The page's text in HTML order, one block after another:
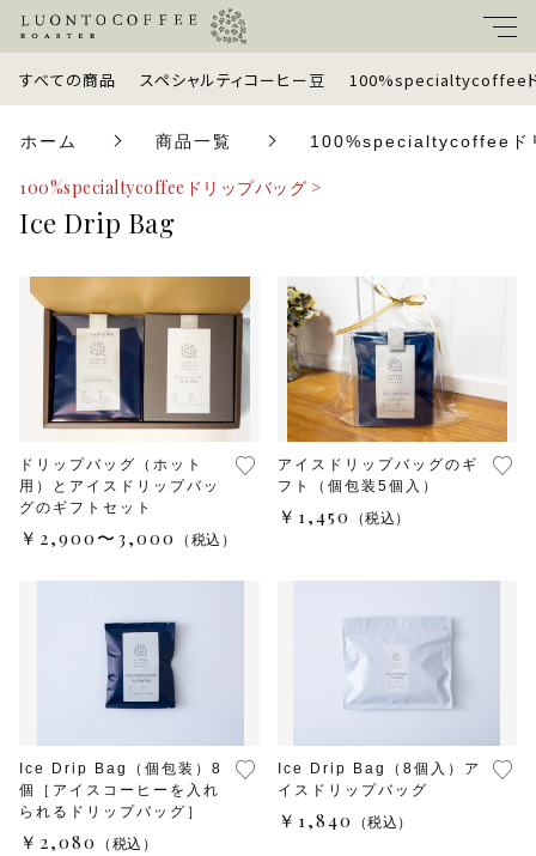
すべての商品 スペシャルティコーヒー豆 100%specialtycoffeeド
ホーム 商品一覧 100%specialtycoffeeド
100%specialtycoffeeドリップバッグ >
Ice Drip Bag
ドリップバッグ（ホット
用）とアイスドリップバッ
グのギフトセット
￥2,900〜3,000 （税込）
アイスドリップバッグのギ
フト（個包装5個入）
￥1,450 （税込）
Ice Drip Bag（個包装）8
個［アイスコーヒーを入れ
られるドリップバッグ］
￥2,080 （税込）
Ice Drip Bag（8個入）ア
イスドリップバッグ
￥1,840 （税込）
スペシャルティコーヒー豆
100%specialtycoffeeドリップバッグ
定期便
ギフトセット
ラッピングオプション
セット商品
ルオントレウナ会員様限定
親カテゴリ
子カテゴリ
価格帯
～
並び順
その他
在庫あり